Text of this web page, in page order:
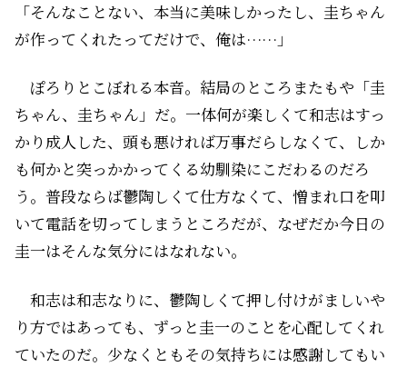
「そんなことない、本当に美味しかったし、圭ちゃん
が作ってくれたってだけで、俺は……」
ぽろりとこぼれる本音。結局のところまたもや「圭
ちゃん、圭ちゃん」だ。一体何が楽しくて和志はすっ
かり成人した、頭も悪ければ万事だらしなくて、しか
も何かと突っかかってくる幼馴染にこだわるのだろ
う。普段ならば鬱陶しくて仕方なくて、憎まれ口を叩
いて電話を切ってしまうところだが、なぜだか今日の
圭一はそんな気分にはなれない。
和志は和志なりに、鬱陶しくて押し付けがましいや
り方ではあっても、ずっと圭一のことを心配してくれ
ていたのだ。少なくともその気持ちには感謝してもい